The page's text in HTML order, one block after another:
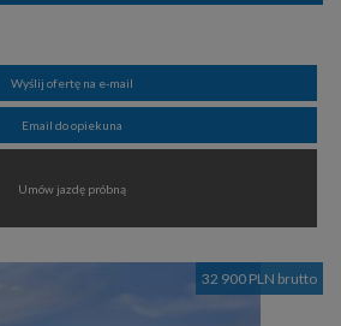
Wyślij ofertę na e-mail
Email do opiekuna
Umów jazdę próbną
32 900 PLN brutto